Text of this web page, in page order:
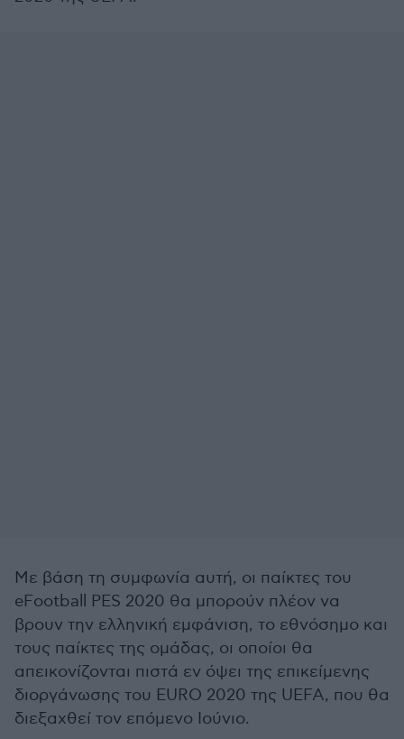
Με βάση τη συμφωνία αυτή, οι παίκτες του
eFootball PES 2020 θα μπορούν πλέον να
βρουν την ελληνική εμφάνιση, το εθνόσημο και
τους παίκτες της ομάδας, οι οποίοι θα
απεικονίζονται πιστά εν όψει της επικείμενης
διοργάνωσης του EURO 2020 της UEFA, που θα
διεξαχθεί τον επόμενο Ιούνιο.